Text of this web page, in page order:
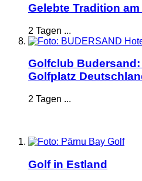
Gelebte Tradition
2 Tagen ...
Golfclub
Golfplatz
2 Tagen ...
Golf in Estland